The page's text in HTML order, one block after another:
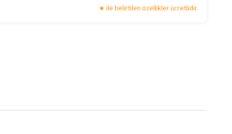
ile belirtilen özellikler ücretlidir.